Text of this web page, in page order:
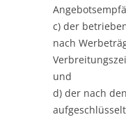
c) der
nach
und
d) der nach